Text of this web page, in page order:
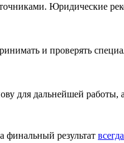
Юридические
и проверять
для дальнейшей
финальный результат